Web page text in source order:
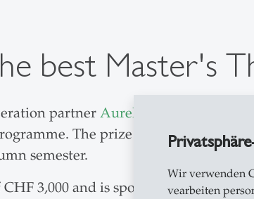
Wir verwenden
vearbeiten
best Master's
partner Aurelius Equity
The prize is awarded by
semester.
3,000 and is sponsored by